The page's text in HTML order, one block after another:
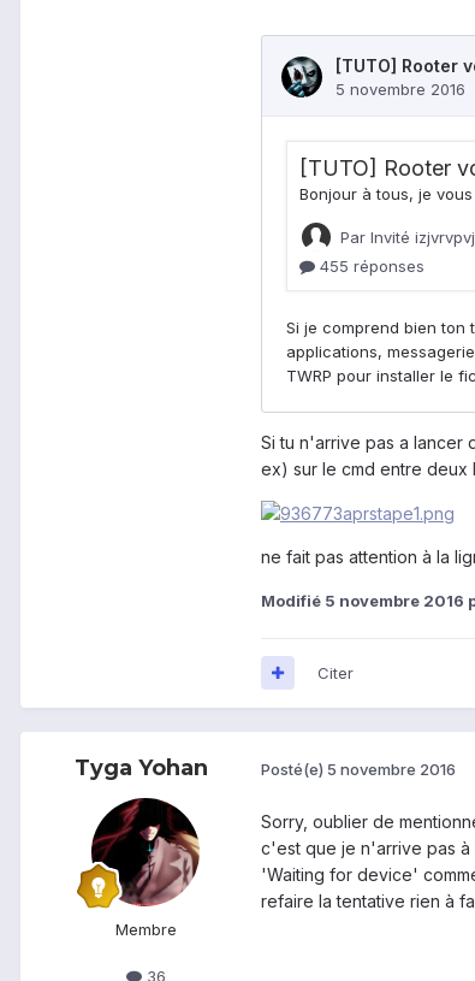
Si tu n'arrive pas a lancer
ex) sur le cmd entre deux
ne fait pas attention à la
Modifié 5 novembre 2016
Citer
Tyga Yohan
Membre
36
Posté(e) 5 novembre 2016
Sorry, oublier de
c'est que je n'arrive pas à
'Waiting for device'
refaire la tentative rien à